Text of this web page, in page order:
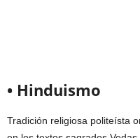
• Hinduismo
Tradición religiosa politeísta